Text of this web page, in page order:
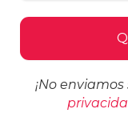
¡No